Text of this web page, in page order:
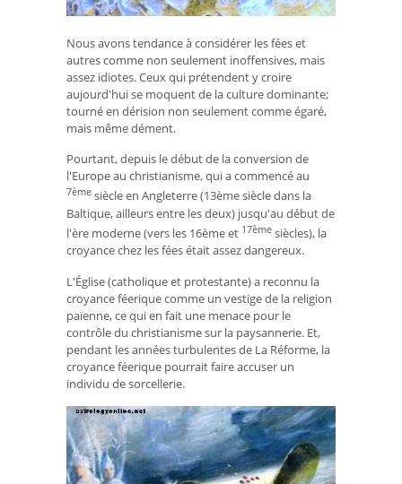
Nous avons tendance à considérer les fées et
autres comme non seulement inoffensives, mais
assez idiotes. Ceux qui prétendent y croire
aujourd'hui se moquent de la culture dominante;
tourné en dérision non seulement comme égaré,
mais même dément.
Pourtant, depuis le début de la conversion de
l'Europe au christianisme, qui a commencé au
7ème siècle en Angleterre (13ème siècle dans la
Baltique, ailleurs entre les deux) jusqu'au début de
l'ère moderne (vers les 16ème et 17ème siècles), la
croyance chez les fées était assez dangereux.
L'Église (catholique et protestante) a reconnu la
croyance féerique comme un vestige de la religion
païenne, ce qui en fait une menace pour le
contrôle du christianisme sur la paysannerie. Et,
pendant les années turbulentes de La Réforme, la
croyance féerique pourrait faire accuser un
individu de sorcellerie.